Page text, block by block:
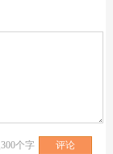
300个字